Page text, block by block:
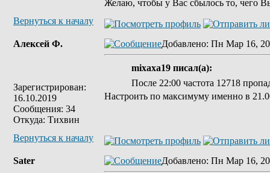
Желаю, чтобы у Вас сбылось то, чего
Вернуться к началу
Алексей Ф.
Зарегистрирован:
16.10.2019
Сообщения: 34
Откуда: Тихвин
Добавлено: Пн Мар 16,
mixaxa19 писал(а):
После 22:00 частота 12718
Настроить по максимуму именно в
Вернуться к началу
Sater Добавлено: Пн Мар 16,